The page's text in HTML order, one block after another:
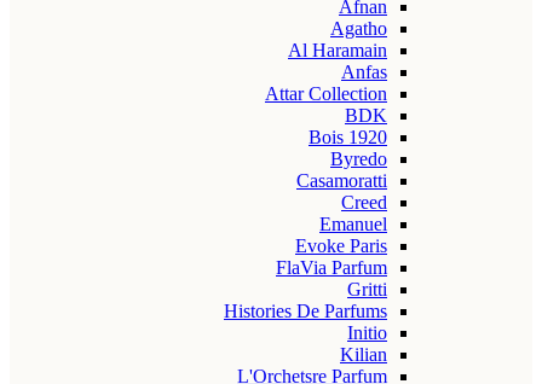
Afnan
Agatho
Al Haramain
Anfas
Attar Collection
BDK
Bois 1920
Byredo
Casamoratti
Creed
Emanuel
Evoke Paris
FlaVia Parfum
Gritti
Histories De Parfums
Initio
Kilian
L'Orchetsre Parfum